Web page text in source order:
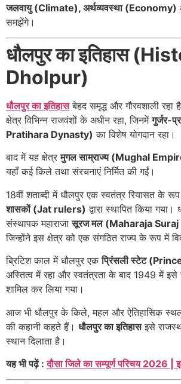
जलवायु (Climate), अर्थव्यवस्था (Economy)
समझेंगे।
धौलपुर का इतिहास
Dholpur)
धौलपुर का इतिहासबेहद समृद्ध और गौरवशाली रहा
क्षेत्र विभिन्न राजवंशों के अधीन रहा, जिनमेंगुर्जर-
Pratihara Dynasty) का विशेष योगदान रहा।
बाद में यह क्षेत्रमुगल साम्राज्य (Mughal
यहाँ कई किले तथा संरचनाएं निर्मित की गईं।
18वीं शताब्दी में धौलपुर एक स्वतंत्र रियासत के
शासकों (Jat rulers) द्वारा स्थापित किया
संस्थापक महाराजासूरज मल (Maharaja Suraj
जिन्होंने इस क्षेत्र को एक संगठित राज्य के रूप में
ब्रिटिश काल में धौलपुर एकप्रिंसली स्टेट
अस्तित्व में रहा और स्वतंत्रता के बाद 1949 में इसे
शामिल कर लिया गया।
आज भी धौलपुर के किले, महल और ऐतिहासिक स्थल
की कहानी कहते हैं। धौलपुर का इतिहासइसे
स्थान दिलाता है।
यह भी पढ़ें :दौसा जिले का सम्पूर्ण परिचय 2026 |